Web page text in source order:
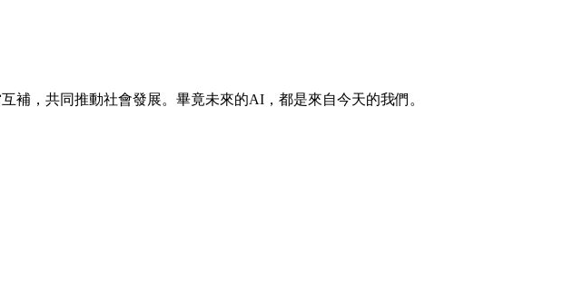
，共同推動社會發展。畢竟未來的AI，都是來自今天的我們。